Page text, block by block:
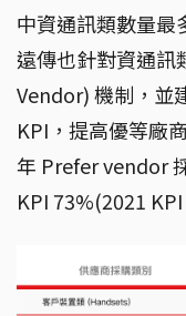
中資通訊類數量最
遠傳也針對資通
Vendor) 機制，並
KPI，提高優等廠
年 Prefer vendor
KPI 73%(2021 KPI